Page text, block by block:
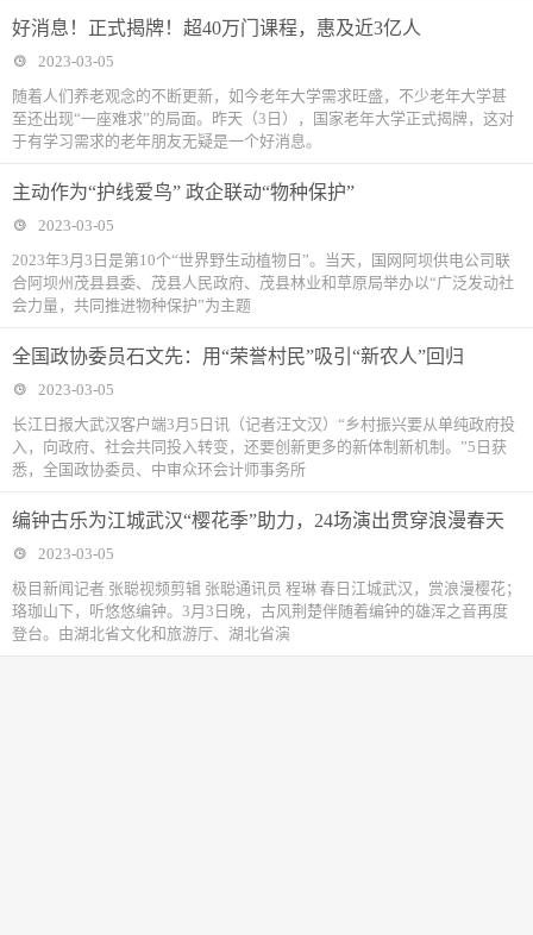
好消息！正式揭牌！超40万门课程，惠及近3亿人
2023-03-05
随着人们养老观念的不断更新，如今老年大学需求旺盛，不少老年大学甚
至还出现“一座难求”的局面。昨天（3日），国家老年大学正式揭牌，这对
于有学习需求的老年朋友无疑是一个好消息。
主动作为“护线爱鸟” 政企联动“物种保护”
2023-03-05
2023年3月3日是第10个“世界野生动植物日”。当天，国网阿坝供电公司联
合阿坝州茂县县委、茂县人民政府、茂县林业和草原局举办以“广泛发动社
会力量，共同推进物种保护”为主题
全国政协委员石文先：用“荣誉村民”吸引“新农人”回归
2023-03-05
长江日报大武汉客户端3月5日讯（记者汪文汉）“乡村振兴要从单纯政府投
入，向政府、社会共同投入转变，还要创新更多的新体制新机制。”5日获
悉，全国政协委员、中审众环会计师事务所
编钟古乐为江城武汉“樱花季”助力，24场演出贯穿浪漫春天
2023-03-05
极目新闻记者 张聪视频剪辑 张聪通讯员 程琳 春日江城武汉，赏浪漫樱花；
珞珈山下，听悠悠编钟。3月3日晚，古风荆楚伴随着编钟的雄浑之音再度
登台。由湖北省文化和旅游厅、湖北省演